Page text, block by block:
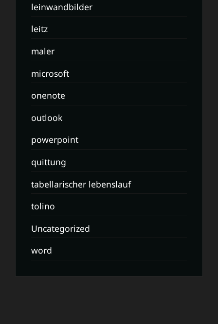
leinwandbilder
leitz
maler
microsoft
onenote
outlook
powerpoint
quittung
tabellarischer lebenslauf
tolino
Uncategorized
word